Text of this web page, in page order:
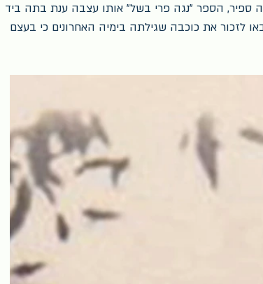
ספיר, הספר "נגה פרי בשל" אותו עצבה ענת בתה ביד
לזכור את כוכבה שגילתה בימיה האחרונים כי בעצם